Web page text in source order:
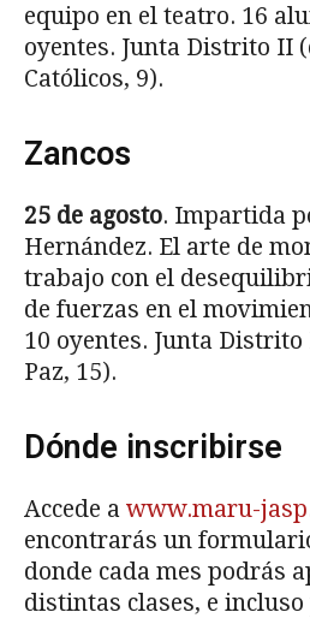
equipo en el teatro. 16
oyentes. Junta Distrito II
Católicos, 9).
Zancos
25 de agosto. Impartida
Hernández. El arte de
trabajo con el
de fuerzas en el
10 oyentes. Junta Distrito
Paz, 15).
Dónde inscribirse
Accede a www.maru-
encontrarás un
donde cada mes podrás
distintas clases, e